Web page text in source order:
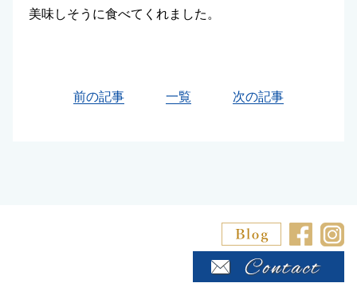
美味しそうに食べてくれました。
前の記事 一覧 次の記事